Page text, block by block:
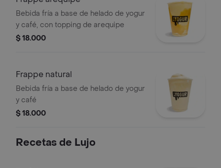
Bebida fría a base de helado de yogur
y café, con topping de arequipe
$ 18.000
Frappe natural
Bebida fría a base de helado de yogur
y café
$ 18.000
Recetas de Lujo